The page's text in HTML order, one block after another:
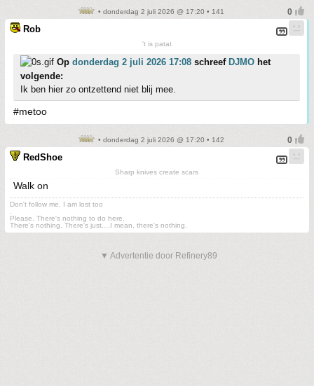
• donderdag 2 juli 2026 @ 17:20 • 141
Rob
't is patat
Op donderdag 2 juli 2026 17:08 schreef DJMO het
volgende:
Ik ben hier zo ontzettend niet blij mee.
#metoo
• donderdag 2 juli 2026 @ 17:20 • 142
RedShoe
Sharp knives create scars
Walk on
Don't follow me. I am lost too
Please. There's nothing to do here.
There's nothing. There's just....I mean, there's nothing.
▼ Advertentie door Refinery89